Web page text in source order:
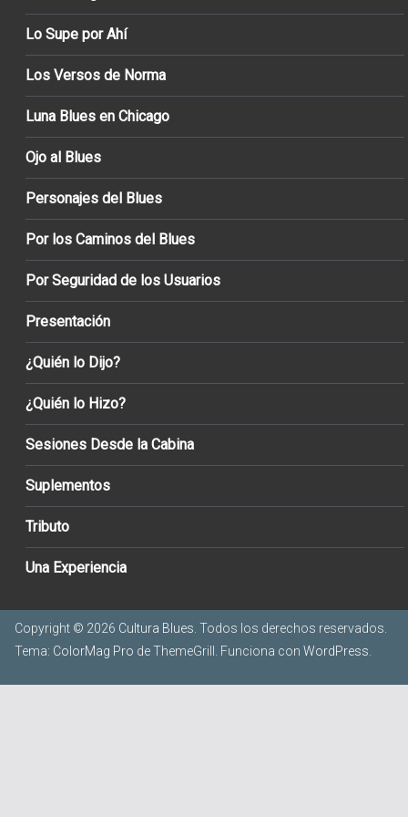
Lo Supe por Ahí
Los Versos de Norma
Luna Blues en Chicago
Ojo al Blues
Personajes del Blues
Por los Caminos del Blues
Por Seguridad de los Usuarios
Presentación
¿Quién lo Dijo?
¿Quién lo Hizo?
Sesiones Desde la Cabina
Suplementos
Tributo
Una Experiencia
Copyright © 2026 Cultura Blues . Todos los derechos reservados.
Tema: ColorMag Pro de ThemeGrill. Funciona con WordPress